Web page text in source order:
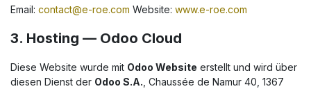
Email: contact@e-roe.com Website: www.e-roe.com
3. Hosting — Odoo Cloud
Diese Website wurde mit Odoo Website erstellt und wird über
diesen Dienst der Odoo S.A. , Chaussée de Namur 40, 1367